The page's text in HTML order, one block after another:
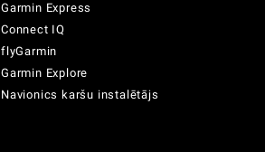
Garmin Express
Connect IQ
flyGarmin
Garmin Explore
Navionics karšu instalētājs